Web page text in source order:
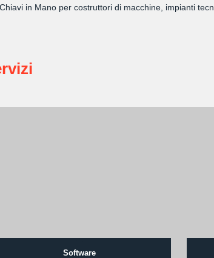
in Mano per costruttori di macchine, impianti
Software